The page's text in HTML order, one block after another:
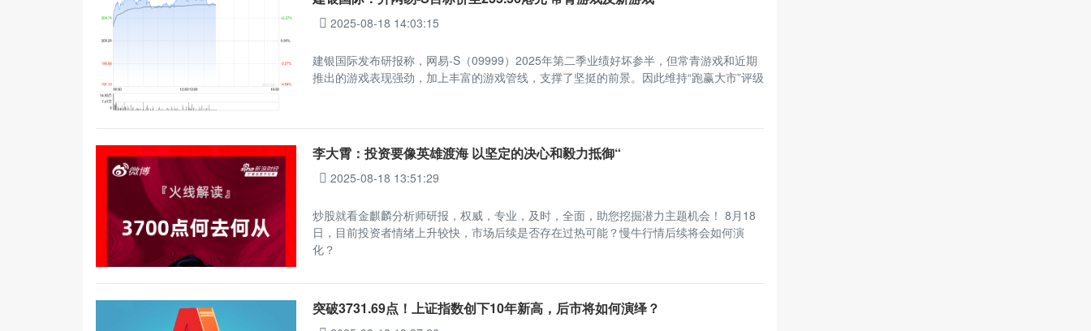
2025-08-18 14:03:15
建银国际发布研报称，网易-S（09999）2025年第二季业绩好坏参半，但常青游戏和近期
推出的游戏表现强劲，加上丰富的游戏管线，支撑了坚挺的前景。因此维持“跑赢大市”评级
李大霄：投资要像英雄渡海 以坚定的决心和毅力抵御“
2025-08-18 13:51:29
炒股就看金麒麟分析师研报，权威，专业，及时，全面，助您挖掘潜力主题机会！ 8月18
日，目前投资者情绪上升较快，市场后续是否存在过热可能？慢牛行情后续将会如何演
化？
突破3731.69点！上证指数创下10年新高，后市将如何演绎？